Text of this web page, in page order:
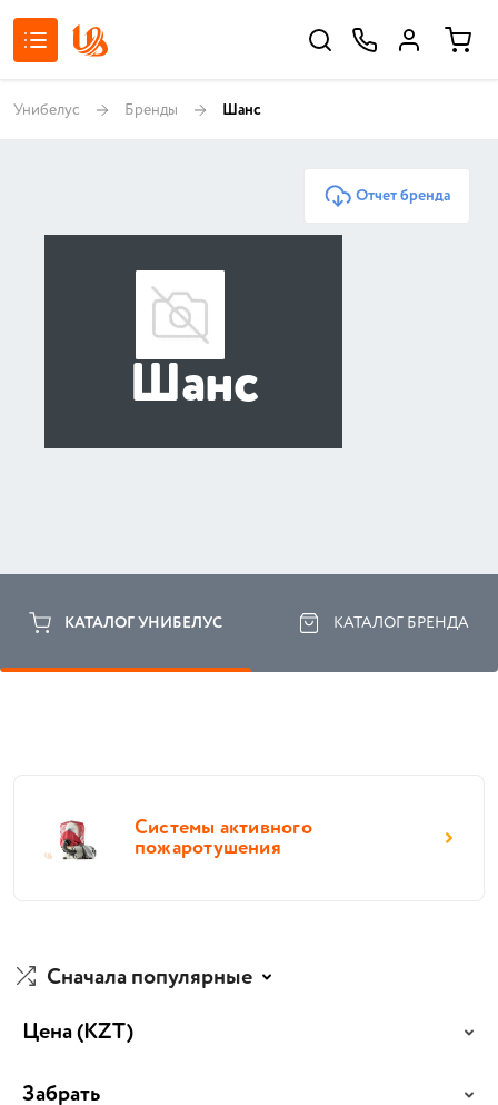
Унибелус Бренды Шанс
Отчет бренда
Шанс
КАТАЛОГ УНИБЕЛУС КАТАЛОГ БРЕНДА
Системы активного
пожаротушения
Сначала популярные
Цена(KZT)
Забрать